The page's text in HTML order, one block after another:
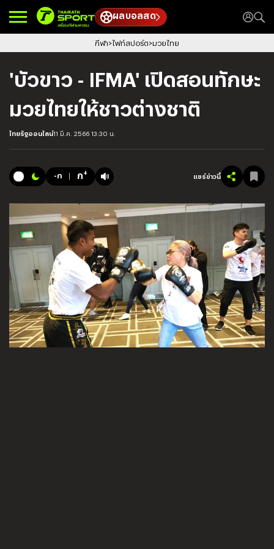
ผลบอลสด
กีฬา ไฟท์สปอร์ต มวยไทย
'บัวขาว - IFMA' เปิดสอนทักษะ
มวยไทยให้ชาวต่างชาติ
ไทยรัฐออนไลน์11 มี.ค. 2566 13:30 น.
-ก ก+ แชร์ข่าวนี้